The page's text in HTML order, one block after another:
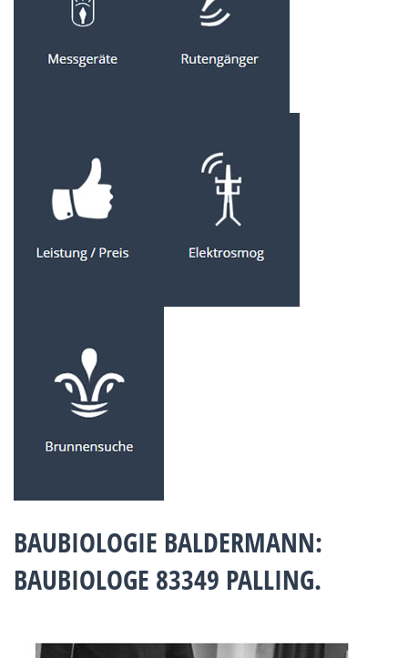
BAUBIOLOGIE BALDERMANN:
BAUBIOLOGE 83349 PALLING.